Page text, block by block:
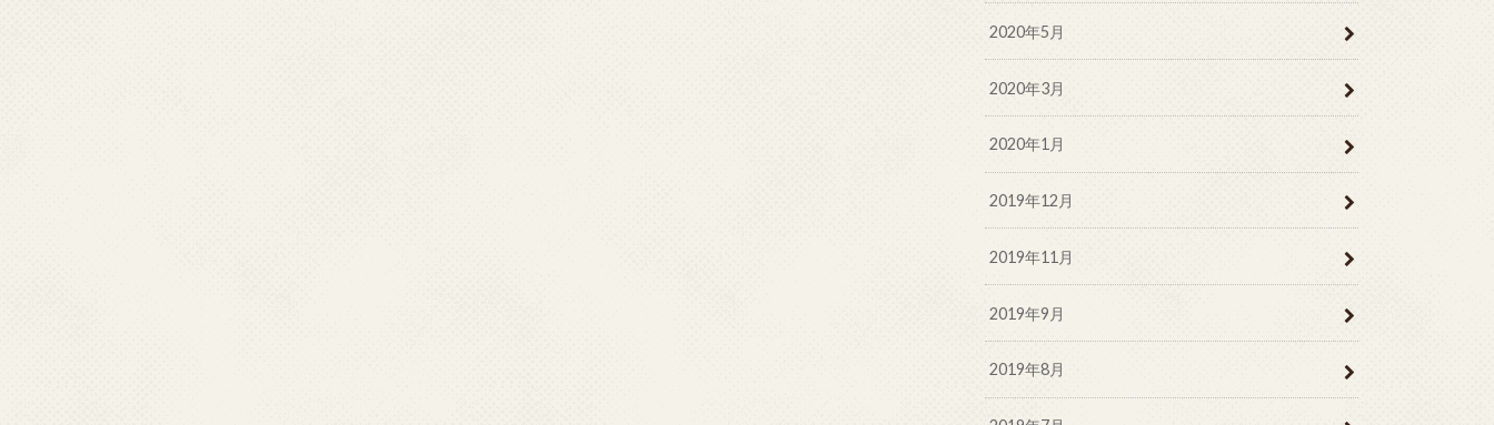
2020年5月
2020年3月
2020年1月
2019年12月
2019年11月
2019年9月
2019年8月